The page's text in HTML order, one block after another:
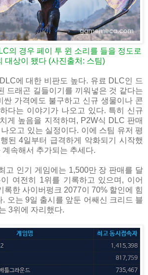
의 경우 페이 투 윈 소리를 들을 정도로
대상이 됐다 (사진출처: 스팀)
에 대한 비판도 높다. 유료 DLC인 드
드래곤 길들이기를 끼워넣은 것 같다는
싼 가격에도 불구하고 신규 생물이나 콘
다는 이야기가 나오고 있다. 특히 신규
게 높음을 지적하며, P2W식 DLC 판매
오고 있는 실정이다. 이에 스팀 유저 평
된 4일부터 급격하게 악화되기 시작했
계속해서 추가되는 추세다.
고 인기 게임에는 1,500만 장 판매를 달
여전히 1위를 기록하고 있으며, 이어
록한 사이버펑크 2077이 70% 할인에 힘
. 오는 9일 출시를 앞둔 어쌔신 크리드 블
3위에 자리했다.